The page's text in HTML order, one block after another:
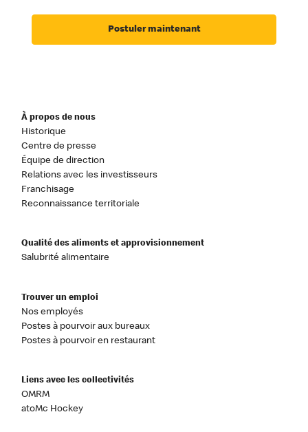
Postuler maintenant
À propos de nous
Historique
Centre de presse
Équipe de direction
Relations avec les investisseurs
Franchisage
Reconnaissance territoriale
Qualité des aliments et approvisionnement
Salubrité alimentaire
Trouver un emploi
Nos employés
Postes à pourvoir aux bureaux
Postes à pourvoir en restaurant
Liens avec les collectivités
OMRM
atoMc Hockey